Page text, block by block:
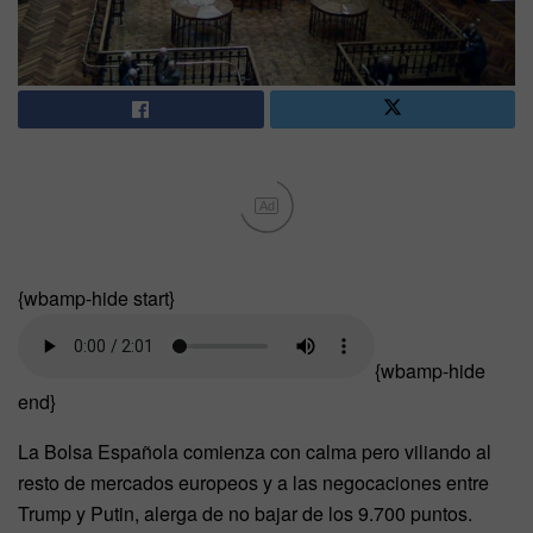
Ad
{wbamp-hide start}
{wbamp-hide
end}
La Bolsa Española comienza con calma pero viliando al
resto de mercados europeos y a las negocaciones entre
Trump y Putin, alerga de no bajar de los 9.700 puntos.